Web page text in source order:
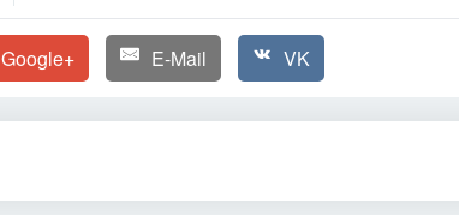
Google+ E-Mail VK